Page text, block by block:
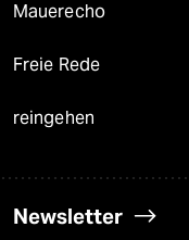
Mauerecho
Freie Rede
reingehen
Newsletter